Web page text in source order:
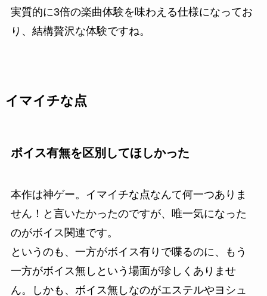
実質的に3倍の楽曲体験を味わえる仕様になってお
り、結構贅沢な体験ですね。
イマイチな点
ボイス有無を区別してほしかった
本作は神ゲー。イマイチな点なんて何一つありま
せん！と言いたかったのですが、唯一気になった
のがボイス関連です。
というのも、一方がボイス有りで喋るのに、もう
一方がボイス無しという場面が珍しくありませ
ん。しかも、ボイス無しなのがエステルやヨシュ